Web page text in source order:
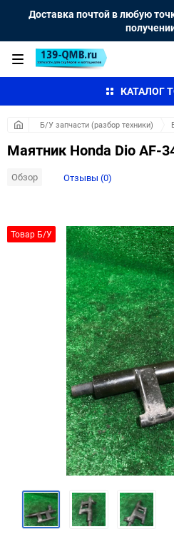
Доставка почтой в любую
КАТАЛОГ
Б/У запчасти (разбор техники)
Маятник Honda Dio AF-
Обзор Отзывы (0)
Товар Б/У